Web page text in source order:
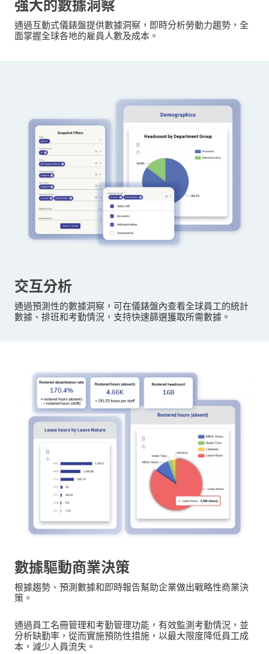
強大的數據洞察
通過互動式儀錶盤提供數據洞察，即時分析勞動力趨勢，全
面掌握全球各地的雇員人數及成本。
交互分析
通過預測性的數據洞察，可在儀錶盤內查看全球員工的統計
數據、排班和考勤情況，支持快速篩選獲取所需數據。
數據驅動商業決策
根據趨勢、預測數據和即時報告幫助企業做出戰略性商業決
策。
通過員工名冊管理和考勤管理功能，有效監測考勤情況，並
分析缺勤率，從而實施預防性措施，以最大限度降低員工成
本，減少人員流失。